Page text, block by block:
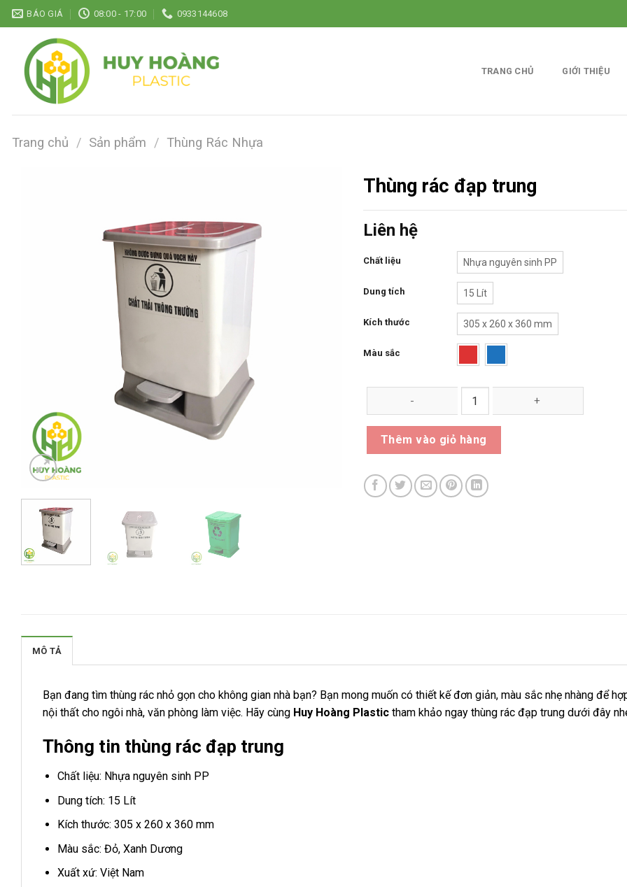
Chuyển
đến
BÁO GIÁ 08:00 - 17:00 0933144608
TRANG CHỦ GIỚI THIỆU
Trang chủ / Sản phẩm / Thùng Rác Nhựa
Thùng rác đạp trung
Liên hệ
Chất liệu Nhựa nguyên sinh PP
Dung tích 15 Lít
Kích thước 305 x 260 x 360 mm
Màu sắc
Thùng rác đạp trung số lượng
Thêm vào giỏ hàng
MÔ TẢ
Bạn đang tìm thùng rác nhỏ gọn cho không gian nhà bạn? Bạn mong muốn có thiết kế đơn giản, màu sắc nhẹ nhàng để
nội thất cho ngôi nhà, văn phòng làm việc. Hãy cùng Huy Hoàng Plastic tham khảo ngay thùng rác đạp trung dưới đây
Thông tin thùng rác đạp trung
Chất liệu: Nhựa nguyên sinh PP
Dung tích: 15 Lít
Kích thước: 305 x 260 x 360 mm
Màu sắc: Đỏ, Xanh Dương
Xuất xứ: Việt Nam